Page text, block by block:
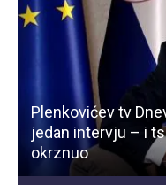
Plenkovićev tv
jedan intervju – i
okrznuo